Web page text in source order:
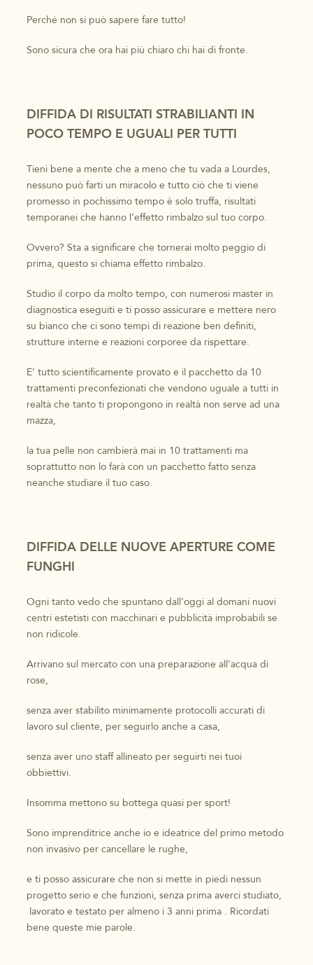
Perché non si può sapere fare tutto!
Sono sicura che ora hai più chiaro chi hai di fronte.
DIFFIDA DI RISULTATI STRABILIANTI IN
POCO TEMPO E UGUALI PER TUTTI
Tieni bene a mente che a meno che tu vada a Lourdes,
nessuno può farti un miracolo e tutto ciò che ti viene
promesso in pochissimo tempo è solo truffa, risultati
temporanei che hanno l’effetto rimbalzo sul tuo corpo.
Ovvero? Sta a significare che tornerai molto peggio di
prima, questo si chiama effetto rimbalzo.
Studio il corpo da molto tempo, con numerosi master in
diagnostica eseguiti e ti posso assicurare e mettere nero
su bianco che ci sono tempi di reazione ben definiti,
strutture interne e reazioni corporee da rispettare.
E’ tutto scientificamente provato e il pacchetto da 10
trattamenti preconfezionati che vendono uguale a tutti in
realtà che tanto ti propongono in realtà non serve ad una
mazza,
la tua pelle non cambierà mai in 10 trattamenti ma
soprattutto non lo farà con un pacchetto fatto senza
neanche studiare il tuo caso.
DIFFIDA DELLE NUOVE APERTURE COME
FUNGHI
Ogni tanto vedo che spuntano dall’oggi al domani nuovi
centri estetisti con macchinari e pubblicità improbabili se
non ridicole.
Arrivano sul mercato con una preparazione all’acqua di
rose,
senza aver stabilito minimamente protocolli accurati di
lavoro sul cliente, per seguirlo anche a casa,
senza aver uno staff allineato per seguirti nei tuoi
obbiettivi.
Insomma mettono su bottega quasi per sport!
Sono imprenditrice anche io e ideatrice del primo metodo
non invasivo per cancellare le rughe,
e ti posso assicurare che non si mette in piedi nessun
progetto serio e che funzioni, senza prima averci studiato,
lavorato e testato per almeno i 3 anni prima . Ricordati
bene queste mie parole.